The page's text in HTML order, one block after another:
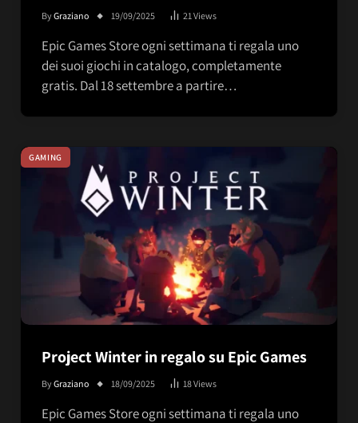
ByGraziano 19/09/2025 21 Views
Epic Games Store ogni settimana ti regala uno
dei suoi giochi in catalogo, completamente
gratis. Dal 18 settembre a partire…
GAMING
Project Winter in regalo su Epic Games
ByGraziano 18/09/2025 18Views
Epic Games Store ogni settimana ti regala uno